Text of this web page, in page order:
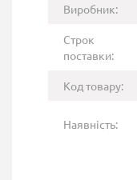
Виробник:
Строк
поставки:
Код товару:
Наявність: